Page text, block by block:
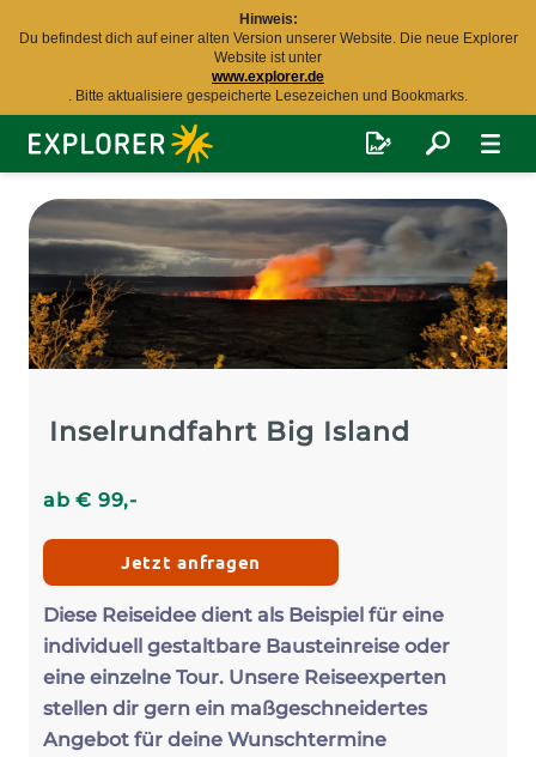
Hinweis:
Du befindest dich auf einer alten Version unserer Website. Die neue Explorer
Website ist unter
www.explorer.de
. Bitte aktualisiere gespeicherte Lesezeichen und Bookmarks.
Explorer
Fernreisen
Inselrundfahrt Big Island
ab€ 99,-
Jetzt anfragen
Diese Reiseidee dient als Beispiel für eine
individuell gestaltbare Bausteinreise oder
eine einzelne Tour. Unsere Reiseexperten
stellen dir gern ein maßgeschneidertes
Angebot für deine Wunschtermine